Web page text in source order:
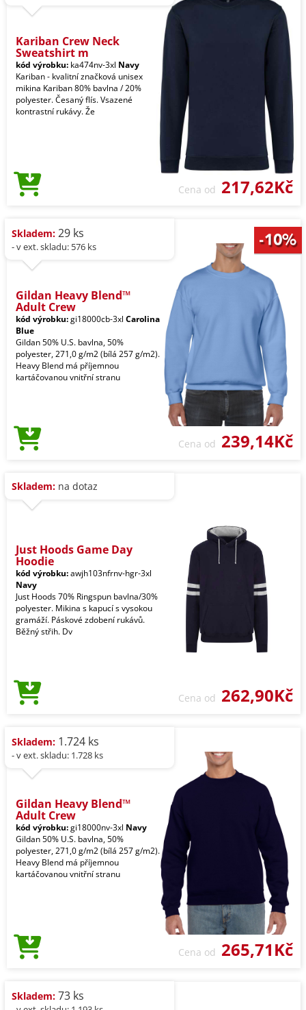
Kariban Crew Neck
Sweatshirt m
kód výrobku: ka474nv-3xl Navy
Kariban - kvalitní značková unisex
mikina Kariban 80% bavlna / 20%
polyester. Česaný flís. Vsazené
kontrastní rukávy. Že
Cena od 217,62Kč
Skladem: 29 ks
- v ext. skladu: 576 ks
Gildan Heavy Blend™
Adult Crew
kód výrobku:gi18000cb-3xl Carolina
Blue
Gildan 50% U.S. bavlna, 50%
polyester, 271,0 g/m2 (bílá 257 g/m2).
Heavy Blend má příjemnou
kartáčovanou vnitřní stranu
Cena od 239,14Kč
Skladem: na dotaz
Just Hoods Game Day
Hoodie
kód výrobku:awjh103nfrnv-hgr-3xl
Navy
Just Hoods 70% Ringspun bavlna/30%
polyester. Mikina s kapucí s vysokou
gramáží. Páskové zdobení rukávů.
Běžný střih. Dv
Cena od 262,90Kč
Skladem: 1.724 ks
- v ext. skladu: 1.728 ks
Gildan Heavy Blend™
Adult Crew
kód výrobku:gi18000nv-3xl Navy
Gildan 50% U.S. bavlna, 50%
polyester, 271,0 g/m2 (bílá 257 g/m2).
Heavy Blend má příjemnou
kartáčovanou vnitřní stranu
Cena od 265,71Kč
Skladem: 73 ks